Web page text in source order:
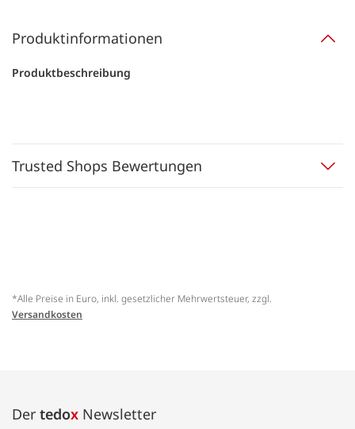
Produktinformationen
Produktbeschreibung
Trusted Shops Bewertungen
*Alle Preise in Euro, inkl. gesetzlicher Mehrwertsteuer, zzgl.
Versandkosten
Der tedox Newsletter